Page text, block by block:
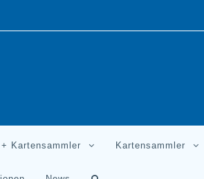
Kartensammler Kartensammler